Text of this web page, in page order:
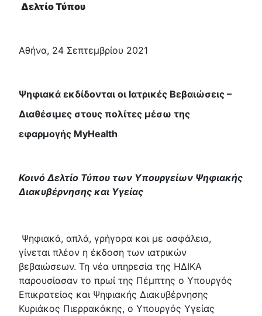
Δελτίο Τύπου
Αθήνα, 24 Σεπτεμβρίου 2021
Ψηφιακά εκδίδονται οι Ιατρικές Βεβαιώσεις –
Διαθέσιμες στους πολίτες μέσω της
εφαρμογής MyHealth
Κοινό Δελτίο Τύπου των Υπουργείων Ψηφιακής
Διακυβέρνησης και Υγείας
Ψηφιακά, απλά, γρήγορα και με ασφάλεια,
γίνεται πλέον η έκδοση των ιατρικών
βεβαιώσεων. Τη νέα υπηρεσία της ΗΔΙΚΑ
παρουσίασαν το πρωί της Πέμπτης ο Υπουργός
Επικρατείας και Ψηφιακής Διακυβέρνησης
Κυριάκος Πιερρακάκης, ο Υπουργός Υγείας